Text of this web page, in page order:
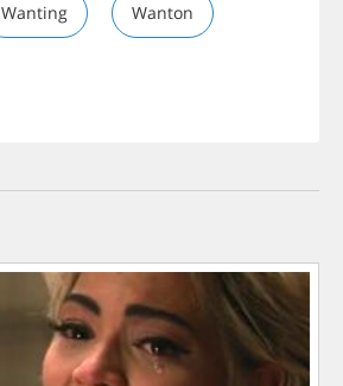
Wanting Wanton